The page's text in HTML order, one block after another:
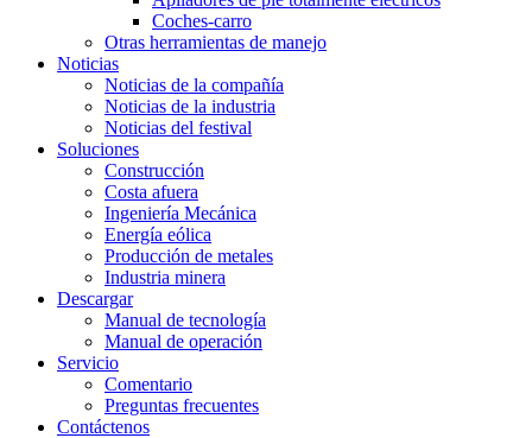
Coches-carro
Otras herramientas de manejo
Noticias
Noticias de la compañía
Noticias de la industria
Noticias del festival
Soluciones
Construcción
Costa afuera
Ingeniería Mecánica
Energía eólica
Producción de metales
Industria minera
Descargar
Manual de tecnología
Manual de operación
Servicio
Comentario
Preguntas frecuentes
Contáctenos